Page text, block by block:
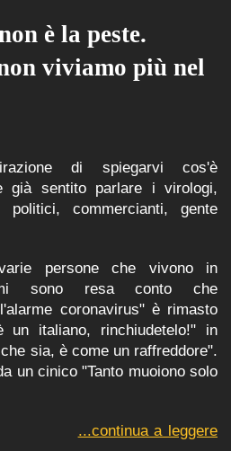
è la peste.
viviamo più nel
di spiegarvi cos'è
già sentito parlare i virologi,
politici, commercianti, gente
persone che vivono in
sono resa conto che
coronavirus" è rimasto
un italiano, rinchiudetelo!" in
sia, è come un raffreddore".
un cinico "Tanto muoiono solo
...continua a leggere